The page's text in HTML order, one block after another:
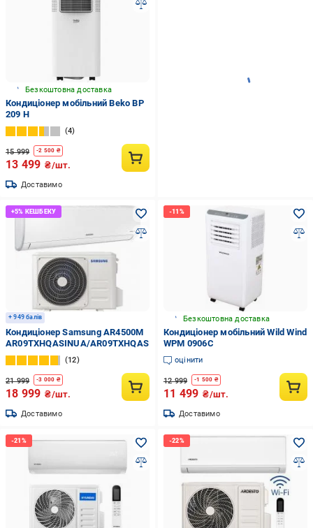
Безкоштовна доставка
Кондиціонер мобільний Beko BP
209 H
4
15 999 -2 500 ₴
13 499 ₴/шт.
Доставимо
+ 949 балів
Кондиціонер Samsung AR4500M
AR09TXHQASINUA/AR09TXHQASIXUA
12
21 999 -3 000 ₴
18 999 ₴/шт.
Доставимо
Безкоштовна доставка
Кондиціонер мобільний Wild Wind
WPM 0906C
оцінити
12 999 -1 500 ₴
11 499 ₴/шт.
Доставимо